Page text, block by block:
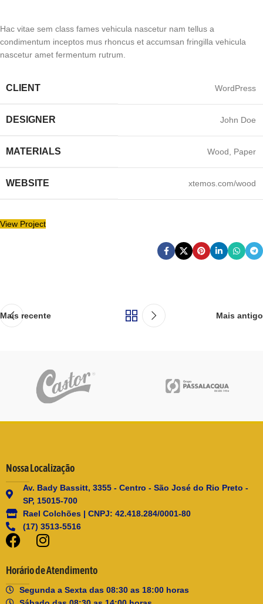
Hac vitae sem class fames vehicula nascetur nam tellus a
condimentum inceptos mus rhoncus et accumsan fringilla vehicula
nascetur amet fermentum rutrum.
CLIENT WordPress
DESIGNER John Doe
MATERIALS Wood, Paper
WEBSITE xtemos.com/wood
View Project
Mais recente Mais antigo
Nossa Localização
Av. Bady Bassitt, 3355 - Centro - São José do Rio Preto -
SP, 15015-700
Rael Colchões | CNPJ: 42.418.284/0001-80
(17) 3513-5516
Horário de Atendimento
Segunda a Sexta das 08:30 as 18:00 horas